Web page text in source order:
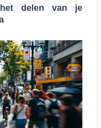
delen van je